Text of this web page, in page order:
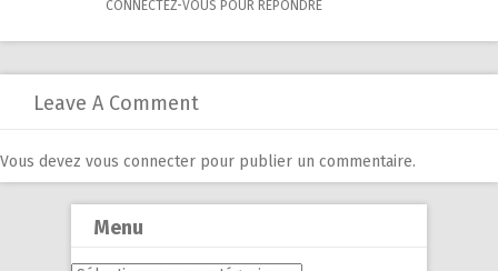
CONNECTEZ-VOUS POUR RÉPONDRE
Leave A Comment
Vous devez vous connecter pour publier un commentaire.
Menu